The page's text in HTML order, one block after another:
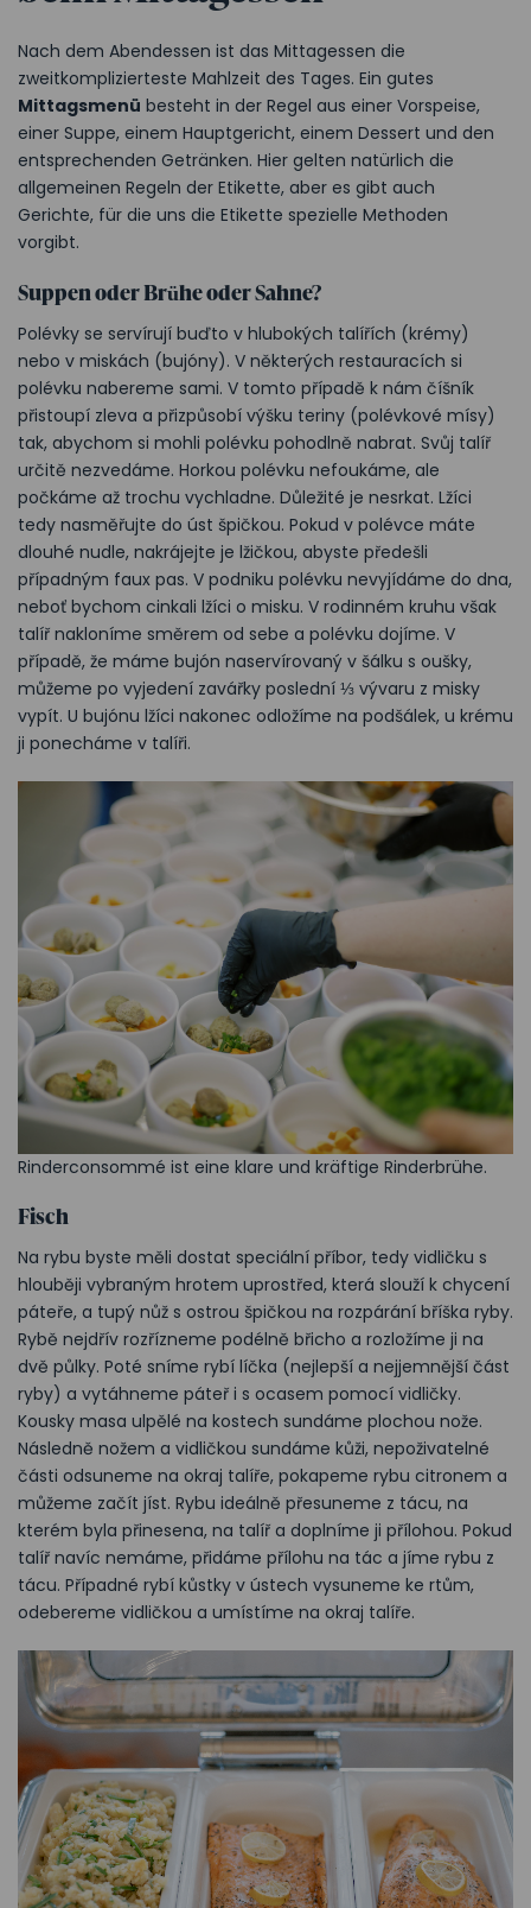
Nach dem Abendessen ist das Mittagessen die
zweitkomplizierteste Mahlzeit des Tages. Ein gutes
Mittagsmenü besteht in der Regel aus einer Vorspeise,
einer Suppe, einem Hauptgericht, einem Dessert und den
entsprechenden Getränken. Hier gelten natürlich die
allgemeinen Regeln der Etikette, aber es gibt auch
Gerichte, für die uns die Etikette spezielle Methoden
vorgibt.
Suppen oder Brühe oder Sahne?
Polévky se servírují buďto v hlubokých talířích (krémy)
nebo v miskách (bujóny). V některých restauracích si
polévku nabereme sami. V tomto případě k nám číšník
přistoupí zleva a přizpůsobí výšku teriny (polévkové mísy)
tak, abychom si mohli polévku pohodlně nabrat. Svůj talíř
určitě nezvedáme. Horkou polévku nefoukáme, ale
počkáme až trochu vychladne. Důležité je nesrkat. Lžíci
tedy nasměřujte do úst špičkou. Pokud v polévce máte
dlouhé nudle, nakrájejte je lžičkou, abyste předešli
případným faux pas. V podniku polévku nevyjídáme do dna,
neboť bychom cinkali lžíci o misku. V rodinném kruhu však
talíř nakloníme směrem od sebe a polévku dojíme. V
případě, že máme bujón naservírovaný v šálku s oušky,
můžeme po vyjedení zavářky poslední ⅓ vývaru z misky
vypít. U bujónu lžíci nakonec odložíme na podšálek, u krému
ji ponecháme v talíři.
Rinderconsommé ist eine klare und kräftige Rinderbrühe.
Fisch
Na rybu byste měli dostat speciální příbor, tedy vidličku s
hlouběji vybraným hrotem uprostřed, která slouží k chycení
páteře, a tupý nůž s ostrou špičkou na rozpárání bříška ryby.
Rybě nejdřív rozřízneme podélně břicho a rozložíme ji na
dvě půlky. Poté sníme rybí líčka (nejlepší a nejjemnější část
ryby) a vytáhneme páteř i s ocasem pomocí vidličky.
Kousky masa ulpělé na kostech sundáme plochou nože.
Následně nožem a vidličkou sundáme kůži, nepoživatelné
části odsuneme na okraj talíře, pokapeme rybu citronem a
můžeme začít jíst. Rybu ideálně přesuneme z tácu, na
kterém byla přinesena, na talíř a doplníme ji přílohou. Pokud
talíř navíc nemáme, přidáme přílohu na tác a jíme rybu z
tácu. Případné rybí kůstky v ústech vysuneme ke rtům,
odebereme vidličkou a umístíme na okraj talíře.